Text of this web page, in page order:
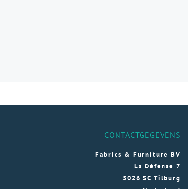
CONTACTGEGEVENS
Fabrics & Furniture BV
La Défense 7
5026 SC Tilburg